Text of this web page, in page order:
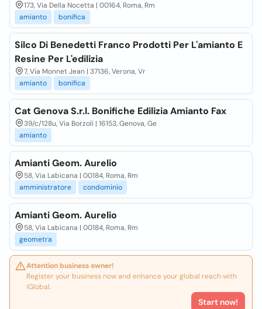
173, Via Della Nocetta | 00164, Roma, Rm
amianto
bonifica
Silco Di Benedetti Franco Prodotti Per L'amianto E
Resine Per L'edilizia
7, Via Monnet Jean | 37136, Verona, Vr
amianto
bonifica
Cat Genova S.r.l. Bonifiche Edilizia Amianto Fax
39/c/128u, Via Borzoli | 16153, Genova, Ge
amianto
Amianti Geom. Aurelio
58, Via Labicana | 00184, Roma, Rm
amministratore
condominio
Amianti Geom. Aurelio
58, Via Labicana | 00184, Roma, Rm
geometra
Attention business owner!
Register your business now and enhance your global reach with
iGlobal.
Start now!